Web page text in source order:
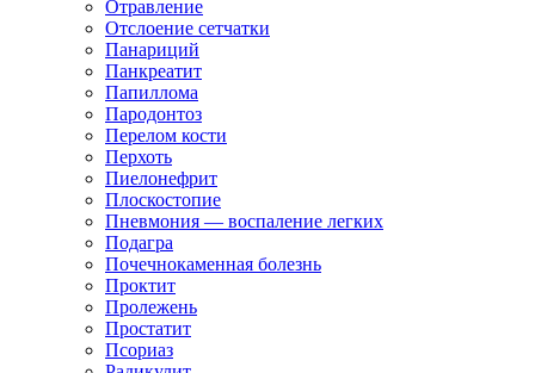
Отравление
Отслоение сетчатки
Панариций
Панкреатит
Папиллома
Пародонтоз
Перелом кости
Перхоть
Пиелонефрит
Плоскостопие
Пневмония — воспаление легких
Подагра
Почечнокаменная болезнь
Проктит
Пролежень
Простатит
Псориаз